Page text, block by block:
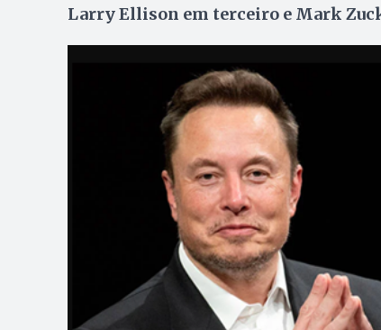
Larry Ellison em terceiro e Mark